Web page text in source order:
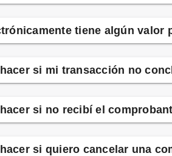
tiene algún valor
si mi transacción no
si no recibí el
si quiero cancelar una